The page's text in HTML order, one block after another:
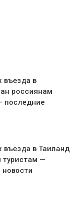
въезда в
россиянам
последние
въезда в Таиланд
туристам —